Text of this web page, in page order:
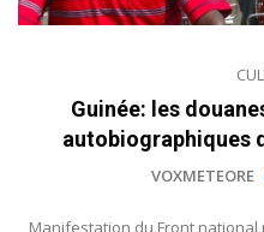
Guinée: les
autobiographiques
VOXMETEORE
Manifestation du Front